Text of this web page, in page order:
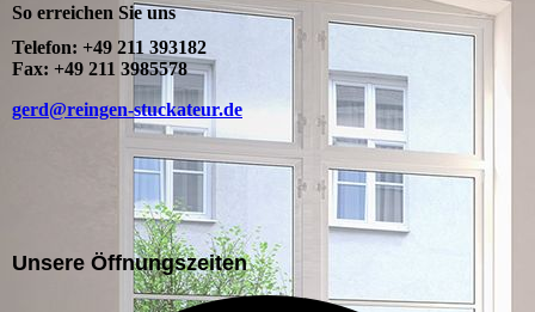
So erreichen Sie uns
Telefon: +49 211 393182
Fax: +49 211 3985578
gerd@reingen-stuckateur.de
Unsere Öffnungszeiten